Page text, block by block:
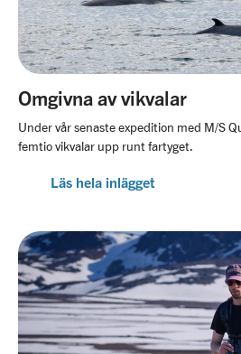
Omgivna av vikvalar
Under vår senaste expedition med M/S
femtio vikvalar upp runt fartyget.
Läs hela inlägget